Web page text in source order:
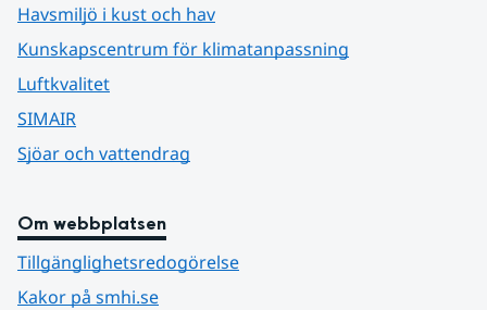
Havsmiljö i kust och hav
Kunskapscentrum för klimatanpassning
Luftkvalitet
SIMAIR
Sjöar och vattendrag
Om webbplatsen
Tillgänglighetsredogörelse
Kakor på smhi.se